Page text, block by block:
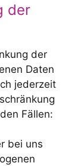
der
der
Daten
jederzeit
Fällen:
bei uns